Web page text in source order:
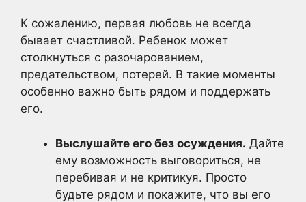
К сожалению, первая любовь не всегда
бывает счастливой. Ребенок может
столкнуться с разочарованием,
предательством, потерей. В такие моменты
особенно важно быть рядом и поддержать
его.
Выслушайте его без осуждения. Дайте
ему возможность выговориться, не
перебивая и не критикуя. Просто
будьте рядом и покажите, что вы его